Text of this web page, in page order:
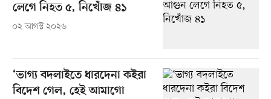
লেগে নিহত ৫, নিখোঁজ ৪১
০২ আগস্ট ২০২৬
‘ভাগ্য বদলাইতে ধারদেনা কইরা
বিদেশ গেল, হেই আমাগো